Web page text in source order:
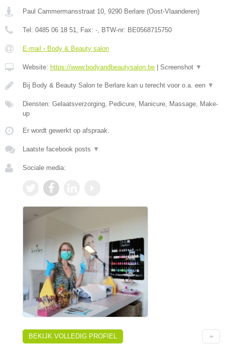
Paul Cammermansstraat 10, 9290 Berlare (Oost-Vlaanderen)
Tel: 0485 06 18 51, Fax: -, BTW-nr: BE0568715750
E-mail › Body & Beauty salon
Website: https://www.bodyandbeautysalon.be Screenshot ▼
Bij Body & Beauty Salon te Berlare kan u terecht voor o.a. een ▼
Diensten: Gelaatsverzorging, Pedicure, Manicure, Massage, Make-
up
Er wordt gewerkt op afspraak.
Laatste facebook posts ▼
Sociale media:
BEKIJK VOLLEDIG PROFIEL